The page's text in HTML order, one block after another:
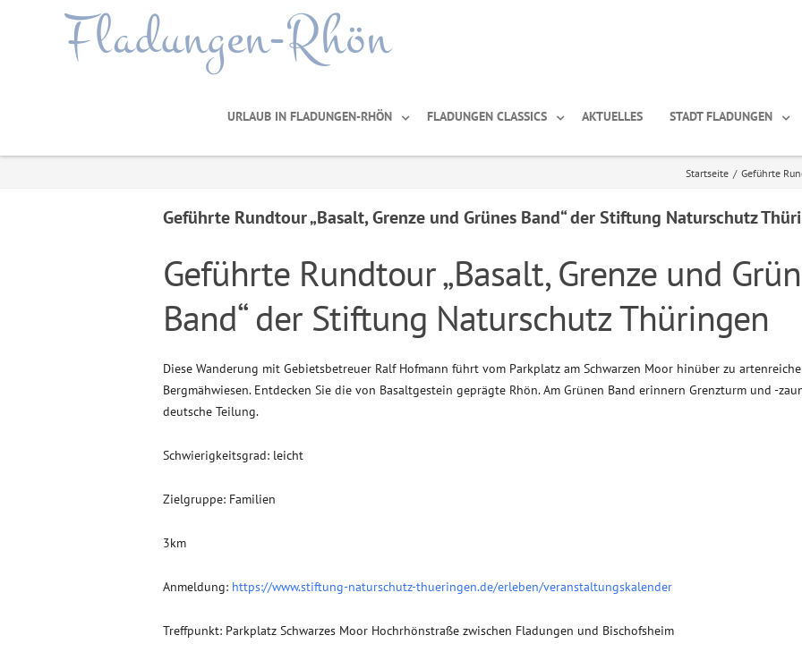
Fladungen-Rhön
URLAUB IN FLADUNGEN-RHÖN FLADUNGEN CLASSICS AKTUELLES STADT FLADUNGEN
Startseite / Geführte
Geführte Rundtour „Basalt, Grenze und Grünes Band“ der Stiftung Naturschutz
Geführte Rundtour „Basalt, Grenze und
Band“ der Stiftung Naturschutz Thüringen
Diese Wanderung mit Gebietsbetreuer Ralf Hofmann führt vom Parkplatz am Schwarzen Moor hinüber zu
Bergmähwiesen. Entdecken Sie die von Basaltgestein geprägte Rhön. Am Grünen Band erinnern Grenzturm und -
deutsche Teilung.
Schwierigkeitsgrad: leicht
Zielgruppe: Familien
3km
Anmeldung: https://www.stiftung-naturschutz-thueringen.de/erleben/veranstaltungskalender
Treffpunkt: Parkplatz Schwarzes Moor Hochrhönstraße zwischen Fladungen und Bischofsheim